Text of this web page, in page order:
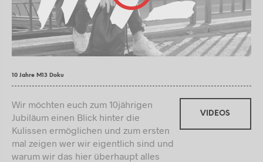
10 Jahre M13 Doku
Wir möchten euch zum 10jährigen
Jubiläum einen Blick hinter die
Kulissen ermöglichen und zum ersten
mal zeigen wer wir eigentlich sind und
warum wir das hier überhaupt alles
VIDEOS